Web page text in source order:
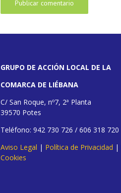
GRUPO DE ACCIÓN LOCAL DE LA
COMARCA DE LIÉBANA
C/ San Roque, nº7, 2ª Planta
39570 Potes
Teléfono: 942 730 726 / 606 318 720
Aviso Legal | Política de Privacidad |
Cookies